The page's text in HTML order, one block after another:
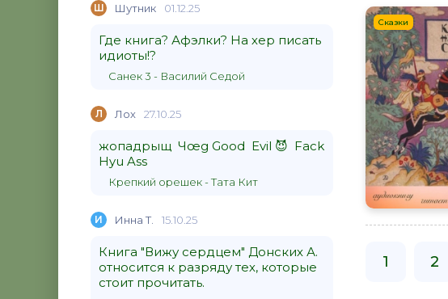
Ш Шутник 01.12.25
Где книга? Афэлки? На хер писать
идиоты!?
Санек 3 - Василий Седой
Л Лох 27.10.25
жопадрыщ Чœg Good Evil 😈 Fack
Hyu Ass
Крепкий орешек - Тата Кит
И Инна Т. 15.10.25
Книга "Вижу сердцем" Донских А.
относится к разряду тех, которые
стоит прочитать.
Сказки
1 2